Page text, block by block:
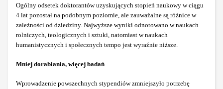
Ogólny odsetek doktorantów uzyskujących stopień naukowy w ciągu
4 lat pozostał na podobnym poziomie, ale zauważalne są różnice w
zależności od dziedziny. Najwyższe wyniki odnotowano w naukach
rolniczych, teologicznych i sztuki, natomiast w naukach
humanistycznych i społecznych tempo jest wyraźnie niższe.
Mniej dorabiania, więcej badań
Wprowadzenie powszechnych stypendiów zmniejszyło potrzebę